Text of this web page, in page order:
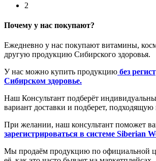
2
Почему у нас покупают?
Ежедневно у нас покупают витамины,
другую продукцию Сибирского здоровья.
У нас можно купить продукцию без
Сибирском здоровье.
Наш Консультант подберёт
вариант доставки и подберет,
При желании, наш консультант поможет
зарегистрироваться в системе Siberian
Мы продаём продукцию по официальной